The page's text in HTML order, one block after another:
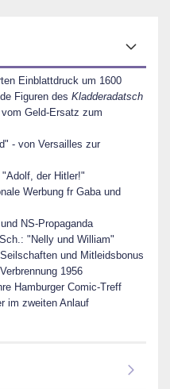
Einblattdruck um 1600
Figuren des Kladderadatsch
Geld-Ersatz zum
- von Versailles zur
der Hitler!"
Werbung fr Gaba und
NS-Propaganda
"Nelly und William"
und Mitleidsbonus
1956
Hamburger Comic-Treff
im zweiten Anlauf